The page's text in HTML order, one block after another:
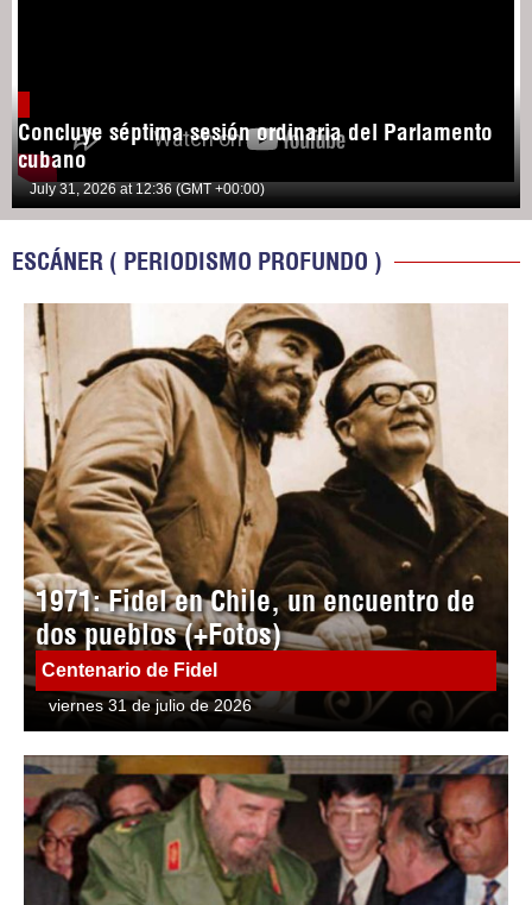
Concluye séptima sesión ordinaria del Parlamento
cubano
July 31, 2026 at 12:36 (GMT +00:00)
ESCÁNER ( PERIODISMO PROFUNDO )
1971: Fidel en Chile, un encuentro de
dos pueblos (+Fotos)
Centenario de Fidel
viernes 31 de julio de 2026